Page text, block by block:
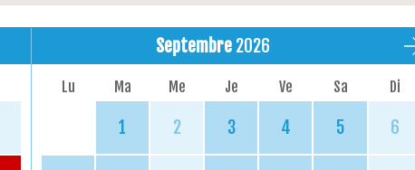
Septembre 2026
Lu Ma Me Je Ve Sa Di
1 2 3 4 5 6